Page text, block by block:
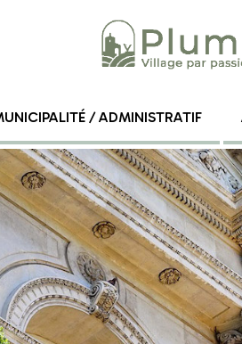
/ ADMINISTRATIF